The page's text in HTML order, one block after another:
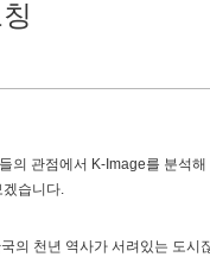
의 관점에서 K-Image를 분석
겠습니다.
의 천년 역사가 서려있는 도시